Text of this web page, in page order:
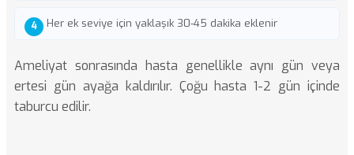
Her ek seviye için yaklaşık 30-45 dakika eklenir
Ameliyat sonrasında hasta genellikle aynı gün veya
ertesi gün ayağa kaldırılır. Çoğu hasta 1-2 gün içinde
taburcu edilir.